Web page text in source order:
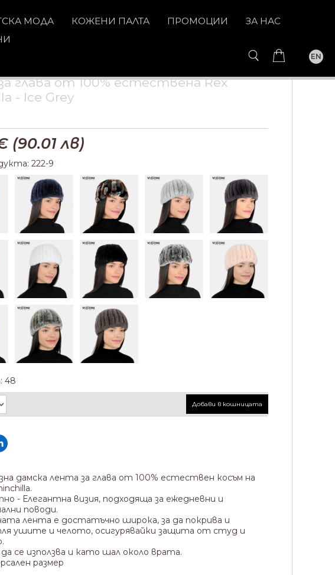
МОДА КОЖЕНИ ПАЛТА ПРОМОЦИИ
ЗА НАС
EN
глава от 100% естествена Rex
- Ice Grey
(90.01 лв)
222-9
48
Добави в кошницата
дамска лента за глава от 100% естествен косъм на
- Елегантна визия, подходяща за ежедневни и
поводи.
лента е достатъчно широка, за да покрива и
ушите и челото, осигурявайки защита от студ и
се използва и като шал около врата.
размер